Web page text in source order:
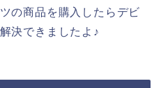
の商品を購入したらデビ
決できましたよ♪